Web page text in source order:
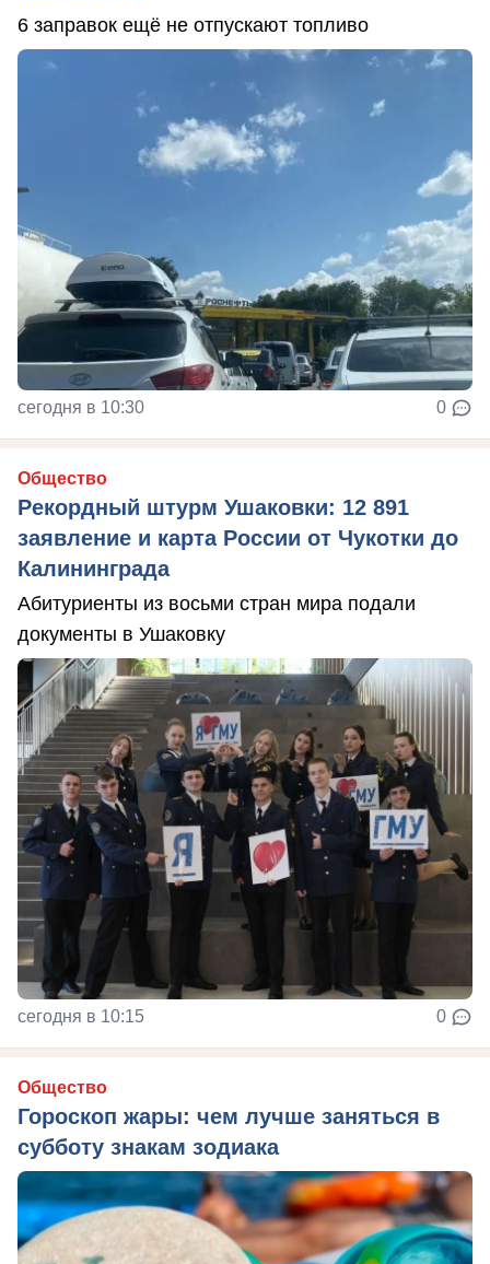
6 заправок ещё не отпускают топливо
сегодня в 10:30 0
Общество
Рекордный штурм Ушаковки: 12 891
заявление и карта России от Чукотки до
Калининграда
Абитуриенты из восьми стран мира подали
документы в Ушаковку
сегодня в 10:15 0
Общество
Гороскоп жары: чем лучше заняться в
субботу знакам зодиака